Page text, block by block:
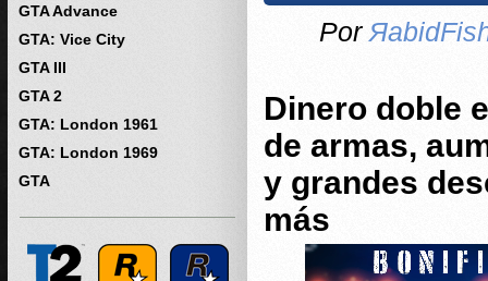
GTA Advance
GTA: Vice City
GTA III
GTA 2
GTA: London 1961
GTA: London 1969
GTA
Por
Dinero doble
de armas,
y grandes
más